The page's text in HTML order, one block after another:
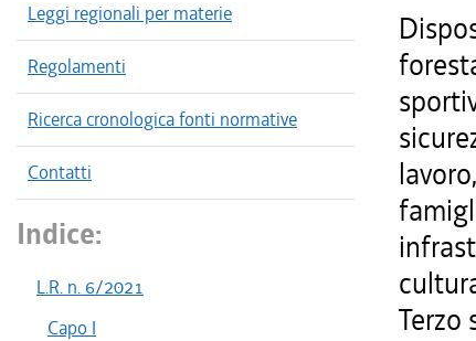
Leggi regionali per materie
Regolamenti
Ricerca cronologica fonti normative
Contatti
Indice:
L.R. n. 6/2021
Capo I
Terzo